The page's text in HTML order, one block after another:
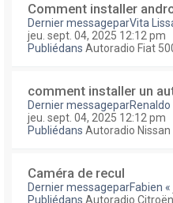
Comment installer
Dernier messageparVita
jeu. sept. 04, 2025 12:12 pm
Publiédans Autoradio Fiat
comment installer un
Dernier messagepar
jeu. sept. 04, 2025 12:12 pm
Publiédans Autoradio Nissan
Caméra de recul
Dernier messageparFabien «
Publiédans Autoradio